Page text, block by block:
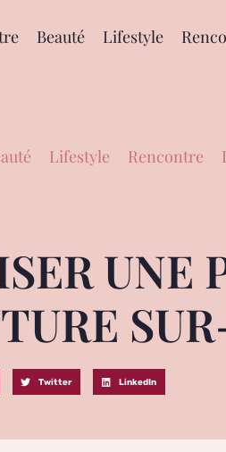
Beauté Lifestyle
Lifestyle Rencontre
UNE
Twitter LinkedIn